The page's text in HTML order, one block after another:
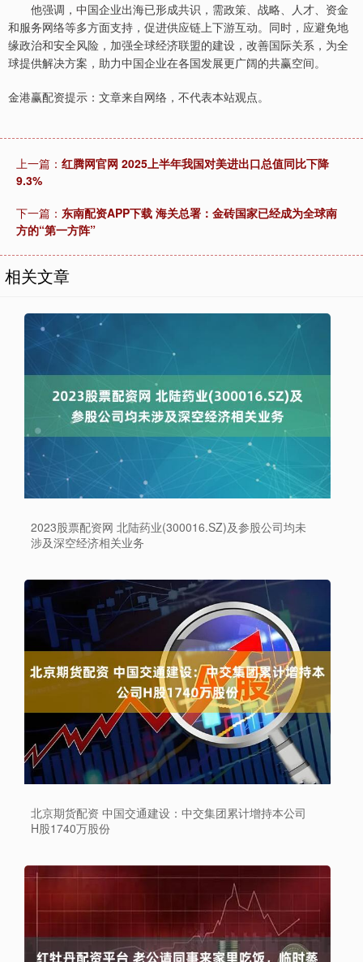
他强调，中国企业出海已形成共识，需政策、战略、人才、资金
和服务网络等多方面支持，促进供应链上下游互动。同时，应避免地
缘政治和安全风险，加强全球经济联盟的建设，改善国际关系，为全
球提供解决方案，助力中国企业在各国发展更广阔的共赢空间。
金港赢配资提示：文章来自网络，不代表本站观点。
上一篇： 红腾网官网 2025上半年我国对美进出口总值同比下降
9.3%
下一篇： 东南配资APP下载 海关总署：金砖国家已经成为全球南
方的“第一方阵”
相关文章
2023股票配资网 北陆药业(300016.SZ)及参股公司均未
涉及深空经济相关业务
北京期货配资 中国交通建设：中交集团累计增持本公司
H股1740万股份